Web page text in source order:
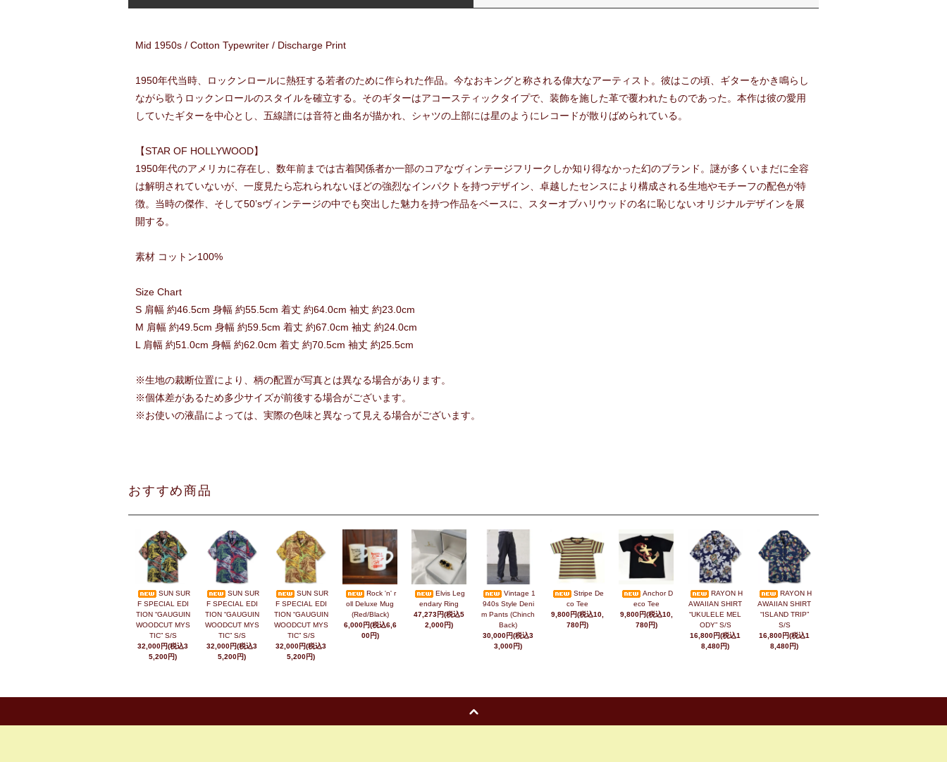
Mid 1950s / Cotton Typewriter / Discharge Print
1950年代当時、ロックンロールに熱狂する若者のために作られた作品。今なおキングと称される偉大なアーティスト。彼はこの頃、ギターをかき鳴らし
ながら歌うロックンロールのスタイルを確立する。そのギターはアコースティックタイプで、装飾を施した革で覆われたものであった。本作は彼の愛用
していたギターを中心とし、五線譜には音符と曲名が描かれ、シャツの上部には星のようにレコードが散りばめられている。
【STAR OF HOLLYWOOD】
1950年代のアメリカに存在し、数年前までは古着関係者か一部のコアなヴィンテージフリークしか知り得なかった幻のブランド。謎が多くいまだに全容
は解明されていないが、一度見たら忘れられないほどの強烈なインパクトを持つデザイン、卓越したセンスにより構成される生地やモチーフの配色が特
徴。当時の傑作、そして50’sヴィンテージの中でも突出した魅力を持つ作品をベースに、スターオブハリウッドの名に恥じないオリジナルデザインを展
開する。
素材 コットン100%
Size Chart
S 肩幅 約46.5cm 身幅 約55.5cm 着丈 約64.0cm 袖丈 約23.0cm
M 肩幅 約49.5cm 身幅 約59.5cm 着丈 約67.0cm 袖丈 約24.0cm
L 肩幅 約51.0cm 身幅 約62.0cm 着丈 約70.5cm 袖丈 約25.5cm
※生地の裁断位置により、柄の配置が写真とは異なる場合があります。
※個体差があるため多少サイズが前後する場合がございます。
※お使いの液晶によっては、実際の色味と異なって見える場合がございます。
おすすめ商品
SUN SUR
F SPECIAL EDI
TION “GAUGUIN
WOODCUT MYS
TIC” S/S
32,000円(税込3
5,200円)
SUN SUR
F SPECIAL EDI
TION “GAUGUIN
WOODCUT MYS
TIC” S/S
32,000円(税込3
5,200円)
SUN SUR
F SPECIAL EDI
TION “GAUGUIN
WOODCUT MYS
TIC” S/S
32,000円(税込3
5,200円)
Rock 'n' r
oll Deluxe Mug
(Red/Black)
6,000円(税込6,6
00円)
Elvis Leg
endary Ring
47,273円(税込5
2,000円)
Vintage 1
940s Style Deni
m Pants (Chinch
Back)
30,000円(税込3
3,000円)
Stripe De
co Tee
9,800円(税込10,
780円)
Anchor D
eco Tee
9,800円(税込10,
780円)
RAYON H
AWAIIAN SHIRT
“UKULELE MEL
ODY” S/S
16,800円(税込1
8,480円)
RAYON H
AWAIIAN SHIRT
“ISLAND TRIP”
S/S
16,800円(税込1
8,480円)